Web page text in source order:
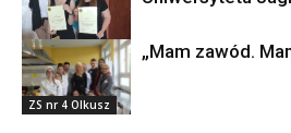
ZS nr 4 Olkusz
ZS nr 4 Olkusz
„Mam zawód.